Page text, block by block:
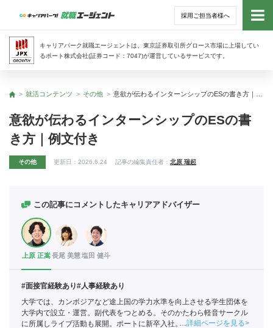
採用ご担当者様へ
キャリアパーク就職エージェントは、東京証券取引所グロース市場に上場してい
るポート株式会社(証券コード：7047)が運営しているサービスです。
トッ
トップ
就活コンテンツ その他
意欲が伝わるインターンシップのESの書
き方｜例文付き
その他 更新日： 2026.6.24 記事の編集責任者： 北原 瑞起
この記事にコメントしたキャリアアドバイザー
上原 正嵩長尾 美慧塩田 健斗
#面接官経験あり#人事経験あり
大学では、カンボジアなど途上国の学力水準を向上させる学生団体を
大学内で設立・運営。副代表をつとめる。そのかたわら軽音サークル
に所属しライブ活動も展開。ポートに新卒入社。全国民営職業紹介事
詳細ページを見る